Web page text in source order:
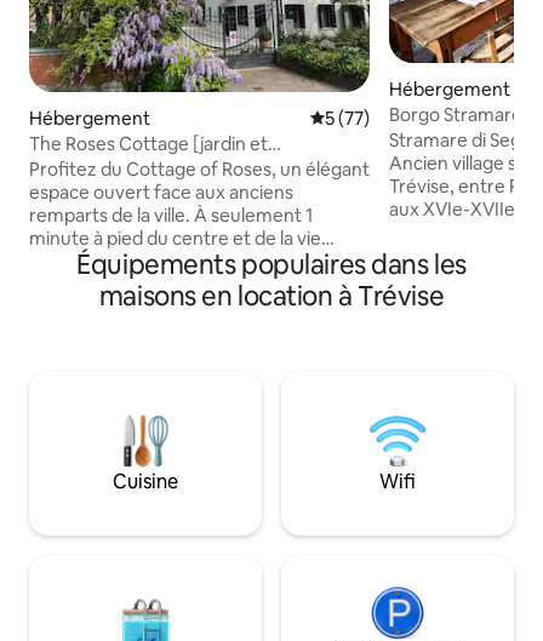
Hébergement Évaluation moyenne sur la
5 (77)
The Roses Cottage [jardin et
stationnement gratuit]
Profitez du Cottage of Roses, un élégant
espace ouvert face aux anciens
remparts de la ville. À seulement 1
minute à pied du centre et de la vie
nocturne. Entrée privée, à côté de la
maison des propriétaires mais avec une
intimité totale. Jardin et serre pour se
Panier de bienvenue et minibar inclus.
Blanchisserie gratuite. Stationnement
gratuit, vélos gratuits et consigne à
bagages avant/après l'arrivée/le départ.
Hébergement
Borgo Stramare
Segusino
Stramare di
Ancien village sur
Trévise, entre
aux XVIe-XVIIe
et le bois. Au
possibilités : 10
Valdobbiadene/
habitant,
romantiquement
relaxant, pour se
beauté
Équipements populaires dans les
maisons en location à Trévise
Cuisine Wifi